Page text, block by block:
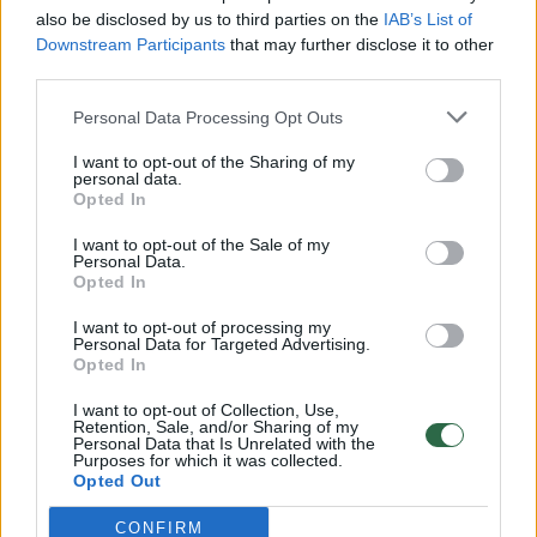
also be disclosed by us to third parties on the IAB’s List of
Downstream Participants that may further disclose it to other
Personal Data Processing Opt Outs
I want to opt-out of the Sharing of my
personal data.
Opted In
I want to opt-out of the Sale of my
Personal Data.
Opted In
I want to opt-out of processing my
Personal Data for Targeted Advertising.
Opted In
I want to opt-out of Collection, Use,
Retention, Sale, and/or Sharing of my
Personal Data that Is Unrelated with the
Purposes for which it was collected.
Opted Out
CONFIRM
Žinios | Lietuvos diena
00:00:57
Savaitės vidurys nusimato karštas: temperatūra kils iki
32 laipsnių šilumos
Žinios | Orai
00:15:54
V. Zalužno pasisakymą laiko bandymu įsitvirtinti
Laidos | Nauja diena
Sinoptikai atsakė, kokiais orais užbaigsime darbo
savaitę: karščiai atsitrauks
Žinios